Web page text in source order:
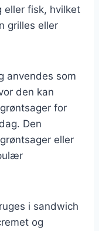
eller fisk, hvilket
grilles eller
anvendes som
den kan
for
Den
eller
i sandwich
og